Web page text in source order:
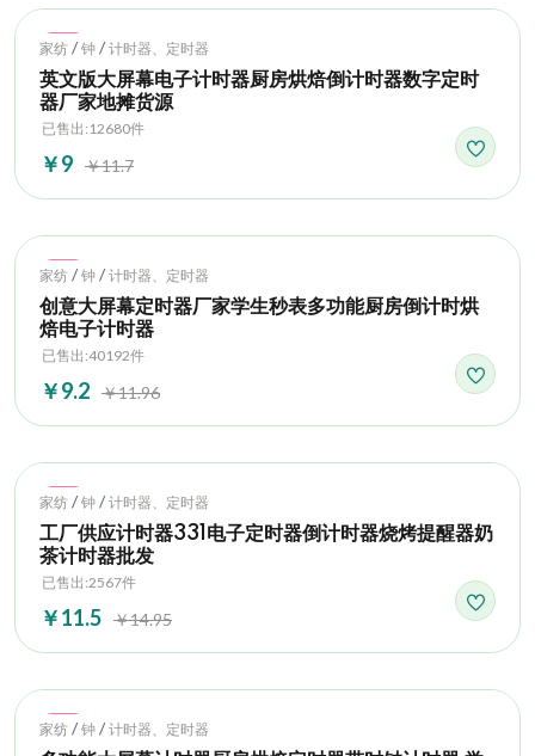
Hot
家纺 / 钟 / 计时器、定时器
英文版大屏幕电子计时器厨房烘焙倒计时器数字定时
器厂家地摊货源
已售出:12680件
￥9 ￥11.7
Hot
家纺 / 钟 / 计时器、定时器
创意大屏幕定时器厂家学生秒表多功能厨房倒计时烘
焙电子计时器
已售出:40192件
￥9.2 ￥11.96
Hot
家纺 / 钟 / 计时器、定时器
工厂供应计时器331电子定时器倒计时器烧烤提醒器奶
茶计时器批发
已售出:2567件
￥11.5 ￥14.95
Hot
家纺 / 钟 / 计时器、定时器